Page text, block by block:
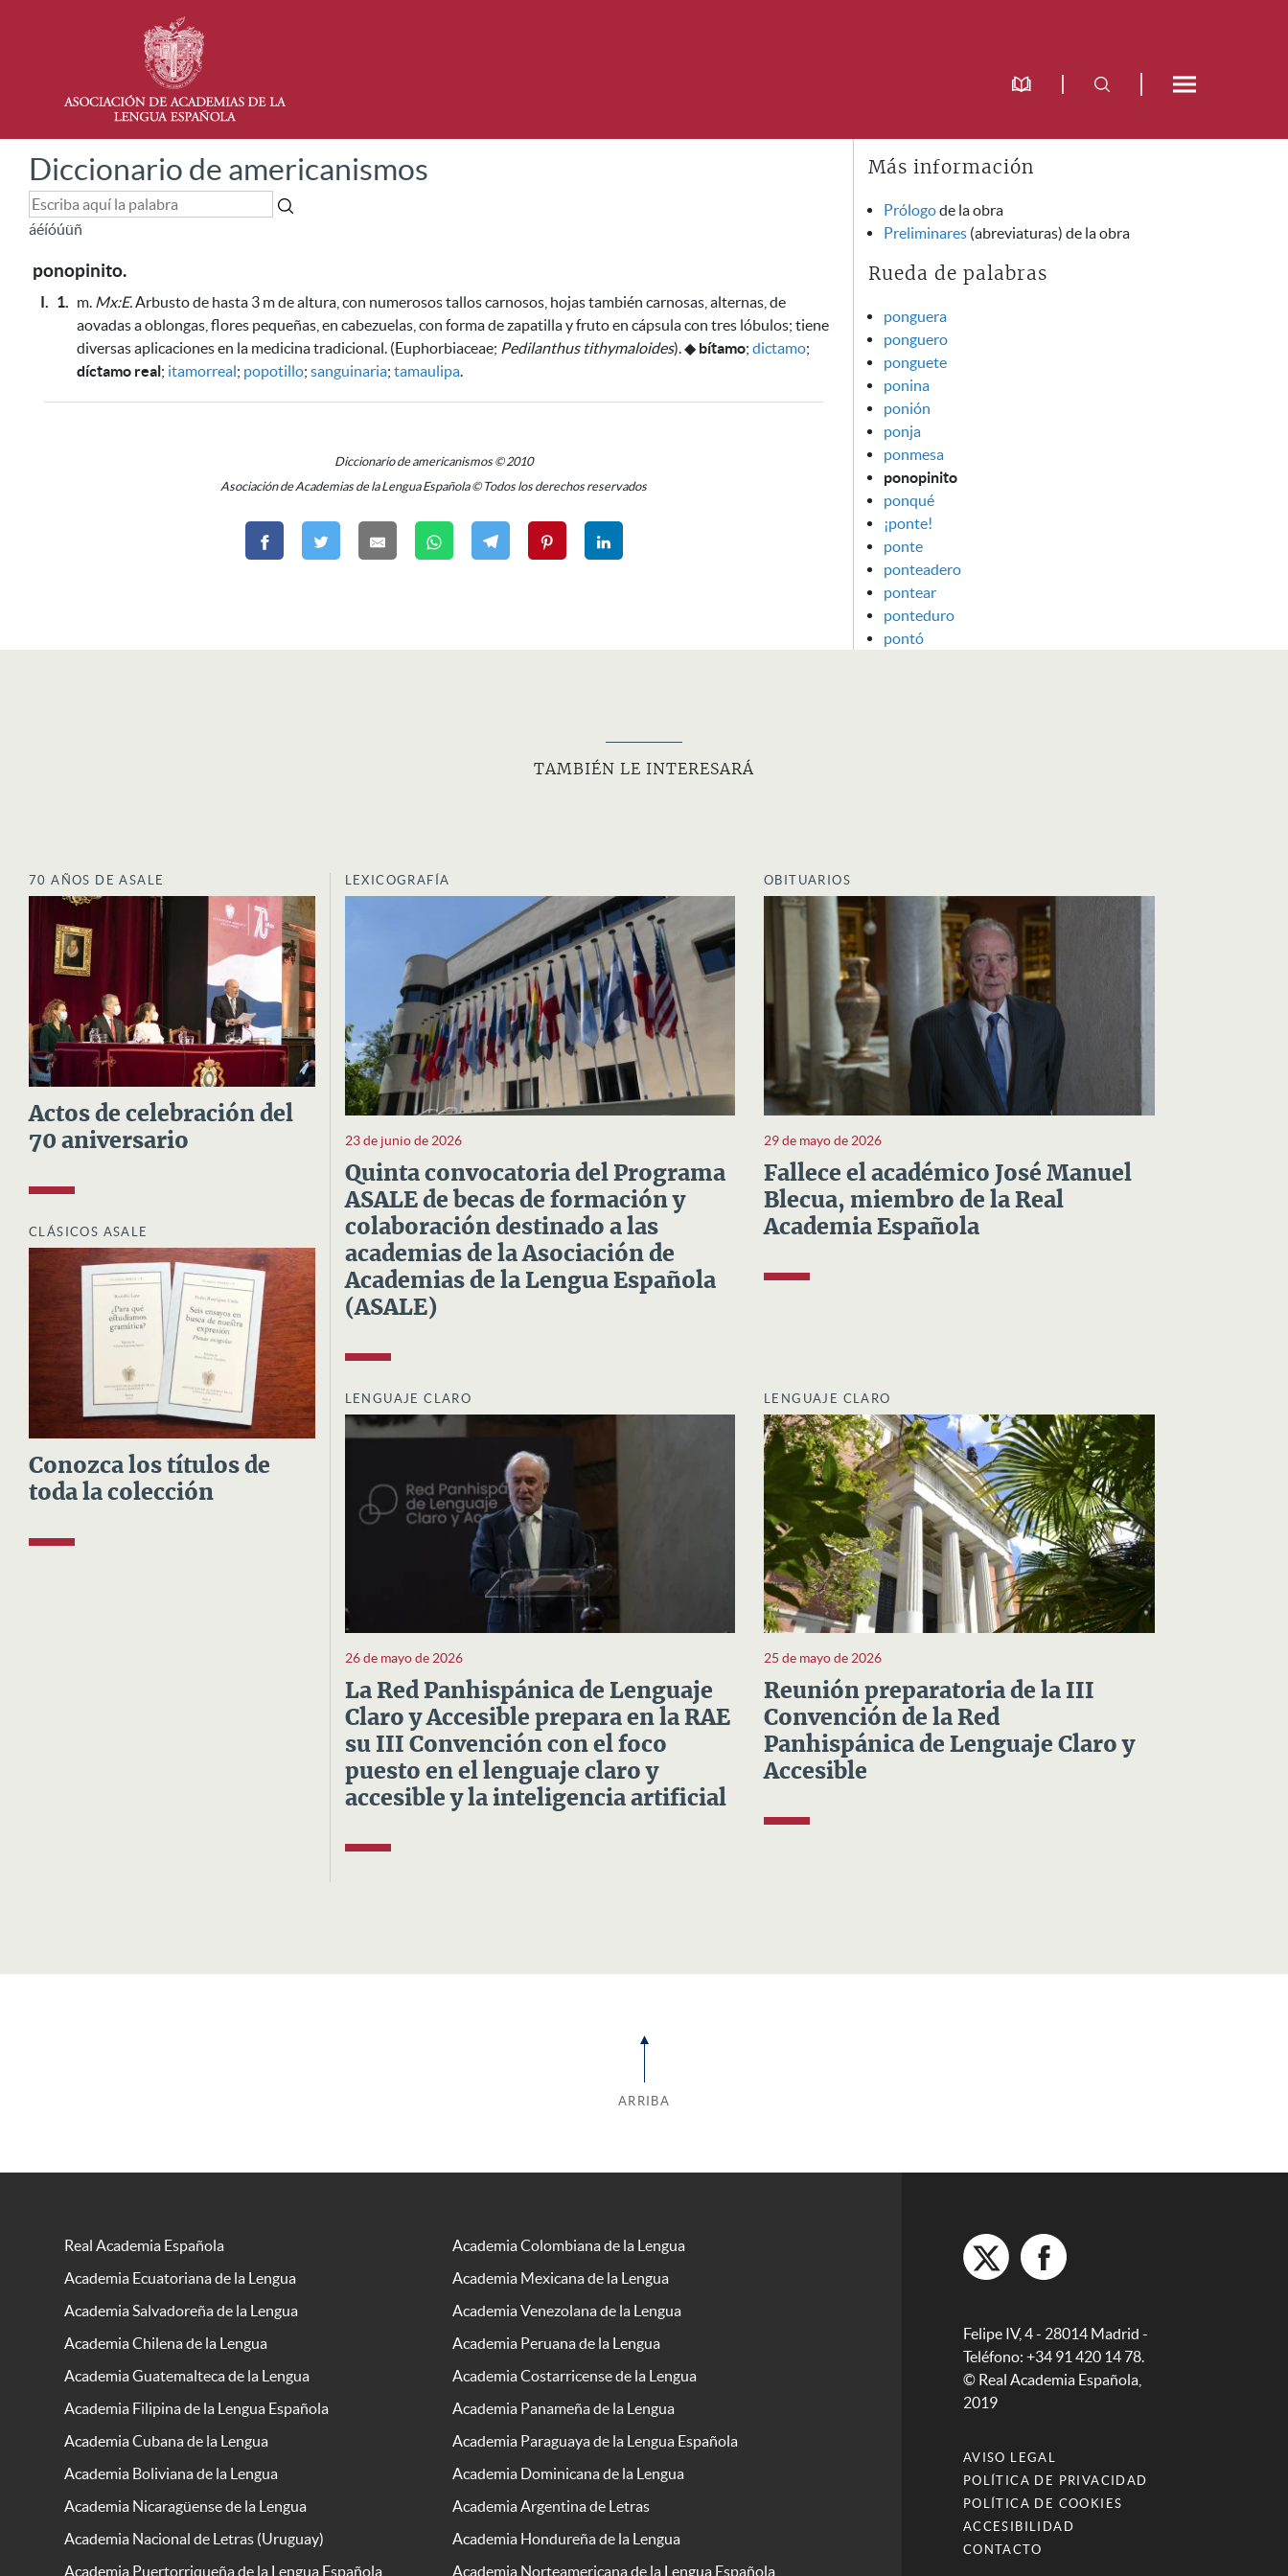
Diccionario de americanismos
áéíóúüñ
ponopinito.
I. 1. m. Mx:E.Arbusto de hasta 3 m de altura, con numerosos tallos carnosos, hojas también carnosas, alternas, de
aovadas a oblongas, flores pequeñas, en cabezuelas, con forma de zapatilla y fruto en cápsula con tres lóbulos; tiene
diversas aplicaciones en la medicina tradicional. (Euphorbiaceae; Pedilanthus tithymaloides).◆ bítamo; dictamo;
díctamo real; itamorreal; popotillo; sanguinaria; tamaulipa.
Diccionario de americanismos © 2010
Asociación de Academias de la Lengua Española © Todos los derechos reservados
Más información
Prólogode la obra
Preliminares (abreviaturas) de la obra
Rueda de palabras
ponguera
ponguero
ponguete
ponina
ponión
ponja
ponmesa
ponopinito
ponqué
¡ponte!
ponte
ponteadero
pontear
ponteduro
pontó
TAMBIÉN LE INTERESARÁ
70 AÑOS DE ASALE
Actos de celebración del
70 aniversario
CLÁSICOS ASALE
Conozca los títulos de
toda la colección
LEXICOGRAFÍA
23 de junio de 2026
Quinta convocatoria del Programa
ASALE de becas de formación y
colaboración destinado a las
academias de la Asociación de
Academias de la Lengua Española
(ASALE)
OBITUARIOS
29 de mayo de 2026
Fallece el académico José Manuel
Blecua, miembro de la Real
Academia Española
LENGUAJE CLARO
26 de mayo de 2026
La Red Panhispánica de Lenguaje
Claro y Accesible prepara en la RAE
su III Convención con el foco
puesto en el lenguaje claro y
accesible y la inteligencia artificial
LENGUAJE CLARO
25 de mayo de 2026
Reunión preparatoria de la III
Convención de la Red
Panhispánica de Lenguaje Claro y
Accesible
ARRIBA
Real Academia Española
Academia Colombiana de la Lengua
Academia Ecuatoriana de la Lengua
Academia Mexicana de la Lengua
Academia Salvadoreña de la Lengua
Academia Venezolana de la Lengua
Academia Chilena de la Lengua
Academia Peruana de la Lengua
Academia Guatemalteca de la Lengua
Academia Costarricense de la Lengua
Academia Filipina de la Lengua Española
Academia Panameña de la Lengua
Academia Cubana de la Lengua
Academia Paraguaya de la Lengua Española
Academia Boliviana de la Lengua
Academia Dominicana de la Lengua
Academia Nicaragüense de la Lengua
Academia Argentina de Letras
Academia Nacional de Letras (Uruguay)
Academia Hondureña de la Lengua
Academia Puertorriqueña de la Lengua Española
Academia Norteamericana de la Lengua Española
Felipe IV, 4 - 28014 Madrid -
Teléfono: +34 91 420 14 78.
© Real Academia Española,
2019
AVISO LEGAL
POLÍTICA DE PRIVACIDAD
POLÍTICA DE COOKIES
ACCESIBILIDAD
CONTACTO